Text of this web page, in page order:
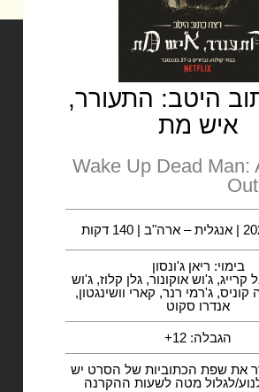
היטב: התעורר,
איש מת
Wake Up Dead Man:
בימוי: ריאן ג'ונסון
ג'וש אוקונור, גלן קלוז, ג'וש
קוניס, ג'רמי רנר, קארי וושינגטון,
אנדרו סקוט
הגבלה: 12+
את שפת הכתוביות של הסרט יש
לגלול מטה לשעות ההקרנה